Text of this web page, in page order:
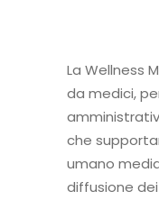
La Wellness
da medici,
che
umano
diffusione